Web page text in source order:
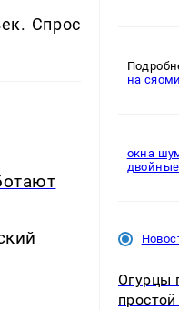
Спрос
на сяоми
окна
двойные
Огурцы